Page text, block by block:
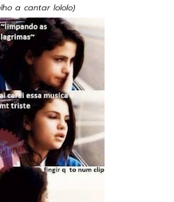
a cantar lololo)